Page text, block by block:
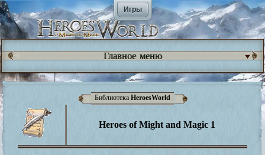
Игры
Главное меню
Библиотека HeroesWorld
Heroes of Might and Magic 1